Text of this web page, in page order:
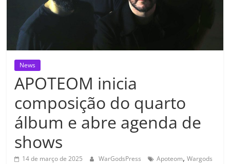
News
APOTEOM inicia
composição do quarto
álbum e abre agenda de
shows
14 de março de 2025 WarGodsPress Apoteom,Wargods